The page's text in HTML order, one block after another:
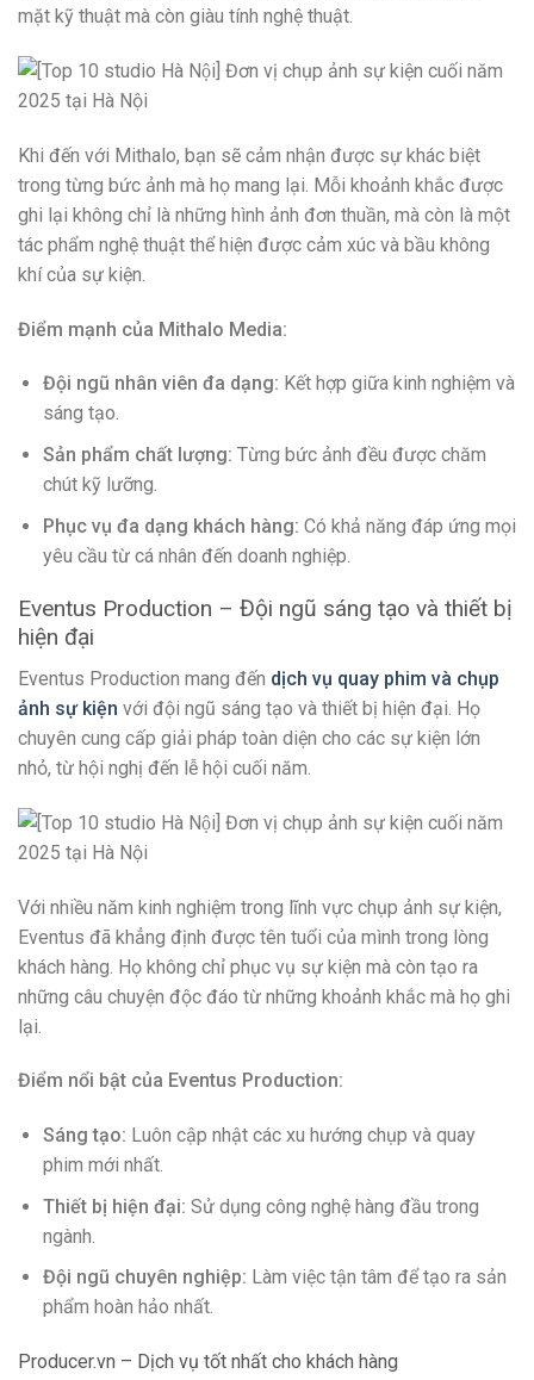
mặt kỹ thuật mà còn giàu tính nghệ thuật.
Khi đến với Mithalo, bạn sẽ cảm nhận được sự khác biệt
trong từng bức ảnh mà họ mang lại. Mỗi khoảnh khắc được
ghi lại không chỉ là những hình ảnh đơn thuần, mà còn là một
tác phẩm nghệ thuật thể hiện được cảm xúc và bầu không
khí của sự kiện.
Điểm mạnh của Mithalo Media:
Đội ngũ nhân viên đa dạng: Kết hợp giữa kinh nghiệm và
sáng tạo.
Sản phẩm chất lượng: Từng bức ảnh đều được chăm
chút kỹ lưỡng.
Phục vụ đa dạng khách hàng: Có khả năng đáp ứng mọi
yêu cầu từ cá nhân đến doanh nghiệp.
Eventus Production – Đội ngũ sáng tạo và thiết bị
hiện đại
Eventus Production mang đến dịch vụ quay phim và chụp
ảnh sự kiện với đội ngũ sáng tạo và thiết bị hiện đại. Họ
chuyên cung cấp giải pháp toàn diện cho các sự kiện lớn
nhỏ, từ hội nghị đến lễ hội cuối năm.
Với nhiều năm kinh nghiệm trong lĩnh vực chụp ảnh sự kiện,
Eventus đã khẳng định được tên tuổi của mình trong lòng
khách hàng. Họ không chỉ phục vụ sự kiện mà còn tạo ra
những câu chuyện độc đáo từ những khoảnh khắc mà họ ghi
lại.
Điểm nổi bật của Eventus Production:
Sáng tạo: Luôn cập nhật các xu hướng chụp và quay
phim mới nhất.
Thiết bị hiện đại: Sử dụng công nghệ hàng đầu trong
ngành.
Đội ngũ chuyên nghiệp: Làm việc tận tâm để tạo ra sản
phẩm hoàn hảo nhất.
Producer.vn – Dịch vụ tốt nhất cho khách hàng